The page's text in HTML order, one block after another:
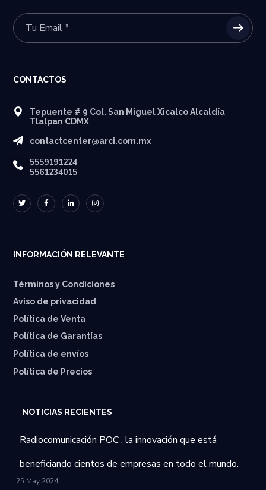
CONTACTOS
Tepuente # 9 Col. San Miguel Xicalco Alcaldía
Tlalpan CDMX
contactcenter@arci.com.mx
5559191224
5561234015
INFORMACIÓN RELEVANTE
Términos y Condiciones
Aviso de privacidad
Política de Venta
Política de Garantías
⁠Política de envíos
Política de Precios
NOTICIAS RECIENTES
Radiocomunicación POC , la innovación que está
beneficiando cientos de empresas en todo el mundo.
25 May 2024